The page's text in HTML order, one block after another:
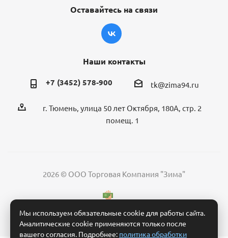
Оставайтесь на связи
Наши контакты
+7 (3452) 578-900 tk@zima94.ru
г. Тюмень, улица 50 лет Октября, 180А, стр. 2
помещ. 1
2026 © ООО Торговая Компания "Зима"
Мы используем обязательные cookie для работы сайта.
Аналитические cookie применяются только после
вашего согласия. Подробнее: политика обработки